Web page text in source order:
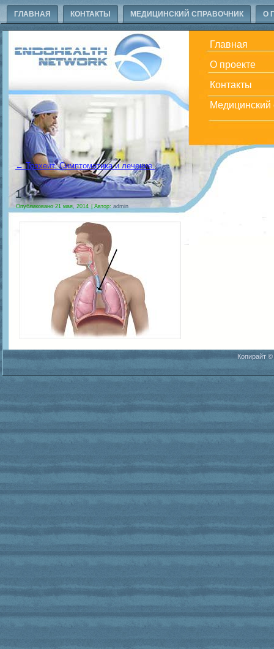
ГЛАВНАЯ КОНТАКТЫ МЕДИЦИНСКИЙ СПРАВОЧНИК О
Главная
О проекте
Контакты
Медицинский
←Трахеит. Симптоматика и лечение.
1
Опубликовано 21 мая, 2014|Автор: admin
Копирайт